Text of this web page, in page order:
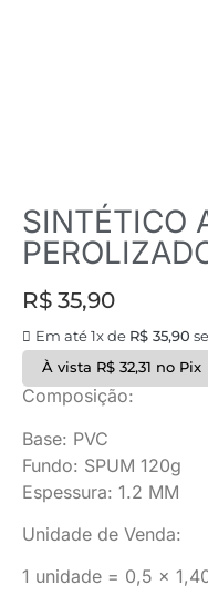
SINTÉTICO
R$ 35,90
Em até 1x de R$ 35,90
À vista R$32,31 no Pix
Composição:
Base: PVC
Fundo: SPUM 120g
Espessura: 1.2 MM
Unidade de Venda:
1 unidade = 0,5 x